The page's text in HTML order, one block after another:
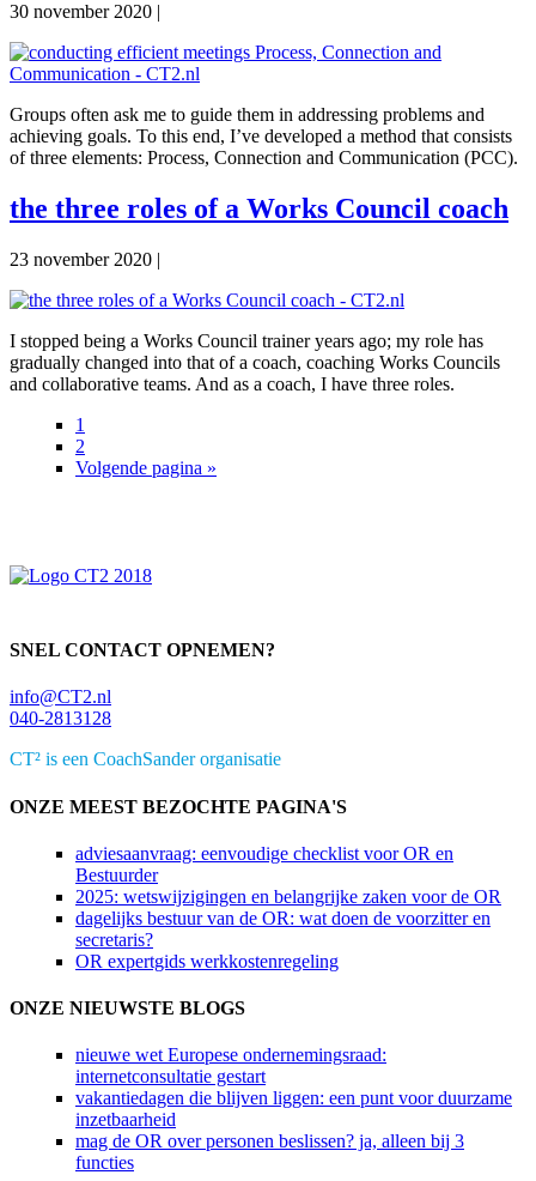
30 november 2020 |
Groups often ask me to guide them in addressing problems and
achieving goals. To this end, I’ve developed a method that consists
of three elements: Process, Connection and Communication (PCC).
the three roles of a Works Council coach
23 november 2020 |
I stopped being a Works Council trainer years ago; my role has
gradually changed into that of a coach, coaching Works Councils
and collaborative teams. And as a coach, I have three roles.
Pagina
1
Pagina
2
Ga
Volgende pagina »
SNEL CONTACT OPNEMEN?
info@CT2.nl
040-2813128
CT² is een CoachSander organisatie
ONZE MEEST BEZOCHTE PAGINA'S
adviesaanvraag: eenvoudige checklist voor OR en
Bestuurder
2025: wetswijzigingen en belangrijke zaken voor de OR
dagelijks bestuur van de OR: wat doen de voorzitter en
secretaris?
OR expertgids werkkostenregeling
ONZE NIEUWSTE BLOGS
nieuwe wet Europese ondernemingsraad:
internetconsultatie gestart
vakantiedagen die blijven liggen: een punt voor duurzame
inzetbaarheid
mag de OR over personen beslissen? ja, alleen bij 3
functies